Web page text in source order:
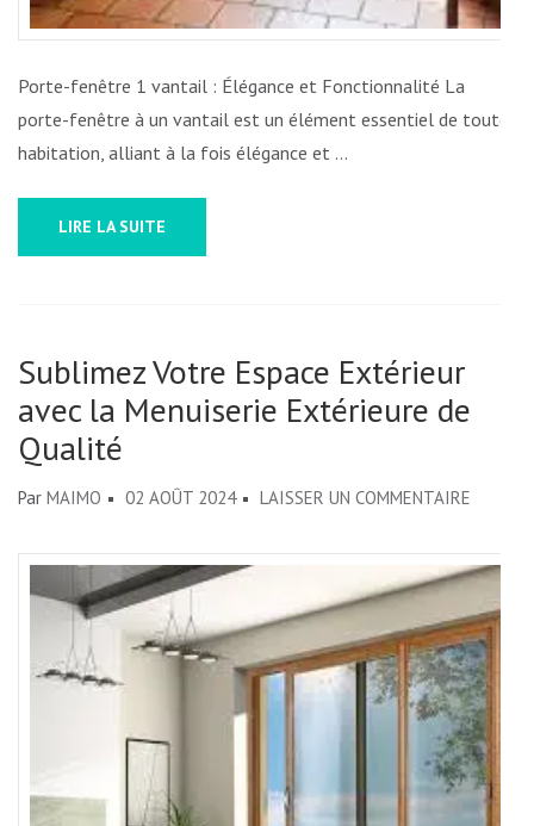
Porte-fenêtre 1 vantail : Élégance et Fonctionnalité La
porte-fenêtre à un vantail est un élément essentiel de toute
habitation, alliant à la fois élégance et …
LIRE LA SUITE
Sublimez Votre Espace Extérieur
avec la Menuiserie Extérieure de
Qualité
Par MAIMO 02 AOÛT 2024 LAISSER UN COMMENTAIRE
VOTRE
AVEC
LA
DE